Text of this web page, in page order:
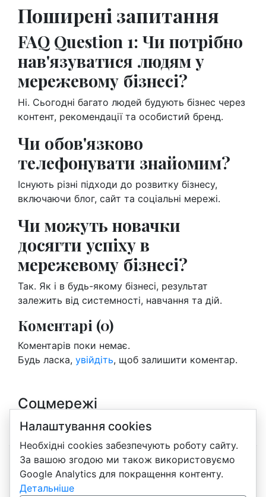
Поширені запитання
FAQ Question 1: Чи потрібно
нав'язуватися людям у
мережевому бізнесі?
Ні. Сьогодні багато людей будують бізнес через
контент, рекомендації та особистий бренд.
Чи обов'язково
телефонувати знайомим?
Існують різні підходи до розвитку бізнесу,
включаючи блог, сайт та соціальні мережі.
Чи можуть новачки
досягти успіху в
мережевому бізнесі?
Так. Як і в будь-якому бізнесі, результат
залежить від системності, навчання та дій.
Коментарі (0)
Коментарів поки немає.
Будь ласка, увійдіть, щоб залишити коментар.
Соцмережі
Instagram
Блог про бізнес Amway, продукцію та навчання
Налаштування cookies
Необхідні cookies забезпечують роботу сайту.
За вашою згодою ми також використовуємо
Google Analytics для покращення контенту.
Детальніше